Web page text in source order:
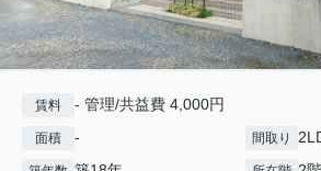
賃料 - 管理/共益費 4,000円
面積 - 間取り